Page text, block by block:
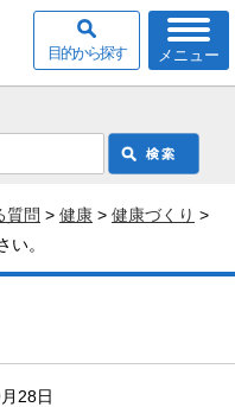
メニュー
目的から探す
質問 > 健康 > 健康づくり >
。
28日